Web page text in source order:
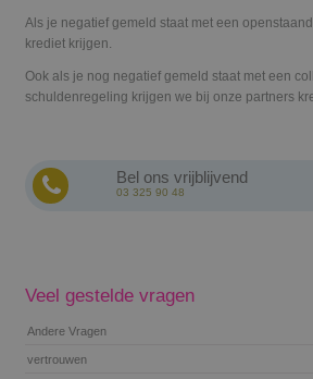
Als je negatief gemeld staat met een
krediet krijgen.
Ook als je nog negatief gemeld staat met een
schuldenregeling krijgen we bij onze partners
Bel ons vrijblijvend
03 325 90 48
Veel gestelde vragen
Andere Vragen
vertrouwen